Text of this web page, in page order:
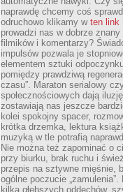
naprawdę chcemy coś
odruchowo klikamy w ten link
prowadzi nas w dobrze
filmików i komentarzy?
impulsów pozwala je
elementem sztuki
pomiędzy prawdziwą
czasu”. Maraton serialowy
społecznościowych dają
zostawiają nas jeszcze
kolei spokojny spacer,
krótka drzemka, lektura
muzyką w tle potrafią
Nie można też zapominać o
przy biurku, brak ruchu i
przepis na sztywne mięśnie,
ogólne poczucie
kilka głębszych oddechów,